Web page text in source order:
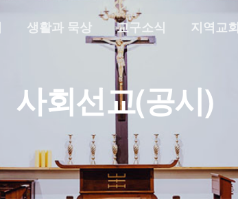
생활과 묵상 교구소식 지역교회
사회선교(공시)